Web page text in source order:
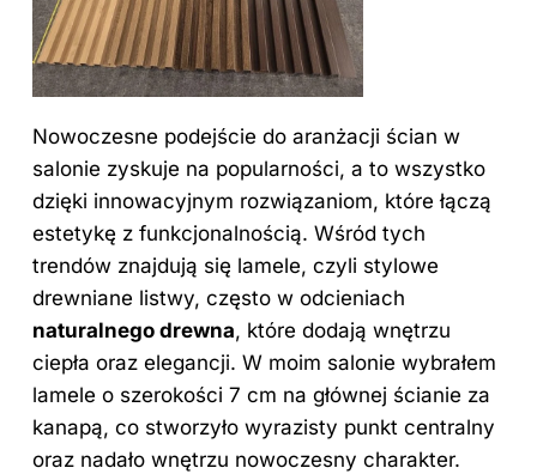
Nowoczesne podejście do aranżacji ścian w
salonie zyskuje na popularności, a to wszystko
dzięki innowacyjnym rozwiązaniom, które łączą
estetykę z funkcjonalnością. Wśród tych
trendów znajdują się lamele, czyli stylowe
drewniane listwy, często w odcieniach
naturalnego drewna, które dodają wnętrzu
ciepła oraz elegancji. W moim salonie wybrałem
lamele o szerokości 7 cm na głównej ścianie za
kanapą, co stworzyło wyrazisty punkt centralny
oraz nadało wnętrzu nowoczesny charakter.